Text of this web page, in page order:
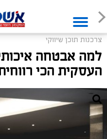
צרכנות תוכן שיווקי
למה אבטחה
העסקית הכי